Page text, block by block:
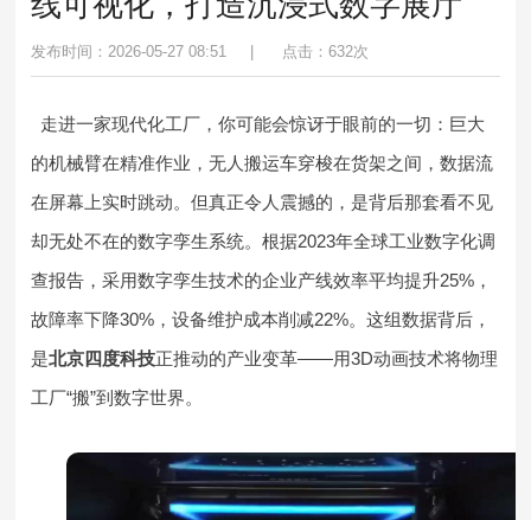
发布时间：2026-05-27 08:51 | 点击：632次
走进一家现代化工厂，你可能会惊讶于眼前的一切：巨大
的机械臂在精准作业，无人搬运车穿梭在货架之间，数据流
在屏幕上实时跳动。但真正令人震撼的，是背后那套看不见
却无处不在的数字孪生系统。根据2023年全球工业数字化调
查报告，采用数字孪生技术的企业产线效率平均提升25%，
故障率下降30%，设备维护成本削减22%。这组数据背后，
是北京四度科技正推动的产业变革——用3D动画技术将物理
工厂“搬”到数字世界。